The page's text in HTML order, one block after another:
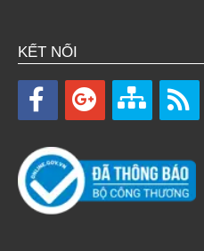
KẾT NỐI